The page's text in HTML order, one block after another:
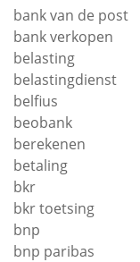
bank van de post
bank verkopen
belasting
belastingdienst
belfius
beobank
berekenen
betaling
bkr
bkr toetsing
bnp
bnp paribas